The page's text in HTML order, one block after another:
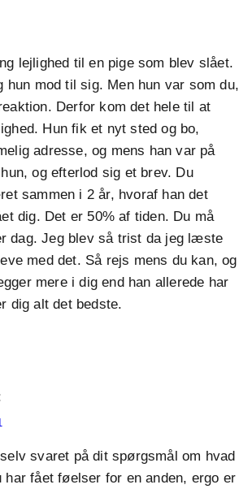
lejlighed til en pige som blev slået.
hun mod til sig. Men hun var som du,
Derfor kom det hele til at
Hun fik et nyt sted og bo,
adresse, og mens han var på
og efterlod sig et brev. Du
sammen i 2 år, hvoraf han det
dig. Det er 50% af tiden. Du må
dag. Jeg blev så trist da jeg læste
med det. Så rejs mens du kan, og
mere i dig end han allerede har
dig alt det bedste.
svaret på dit spørgsmål om hvad
har fået føelser for en anden, ergo er